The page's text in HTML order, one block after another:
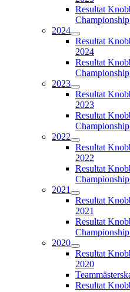
Resultat
2024
Resultat
2024
Resultat
2023
Resultat
2023
Resultat
2022
Resultat
2022
Resultat
2021
Resultat
2021
Resultat
2020
Resultat
2020
Resultat